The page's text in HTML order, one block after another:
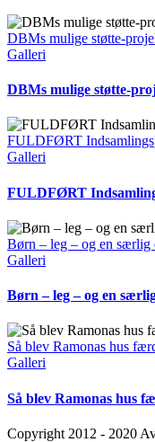
DBMs mulige støtte-
Galleri
DBMs mulige støtte-
FULDFØRT
Galleri
FULDFØRT
Børn – leg – og en særlig
Galleri
Børn – leg – og en
Så blev Ramonas hus
Galleri
Så blev Ramonas hus
Copyright 2012 - 2020